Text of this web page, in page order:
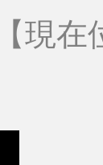
【現